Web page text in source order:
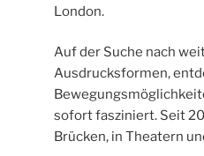
London.
Auf der Suche nach
Ausdrucksformen,
sofort fasziniert. Seit
Brücken, in Theatern